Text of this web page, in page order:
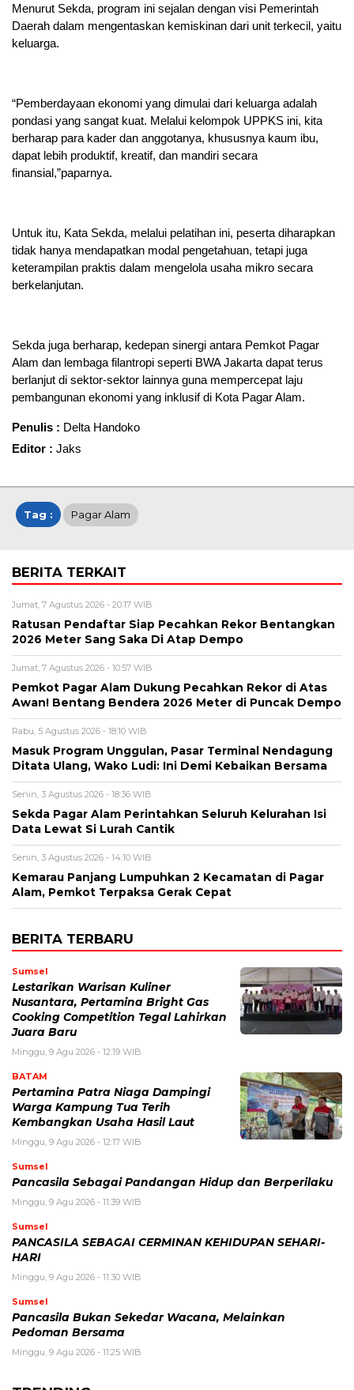
Menurut Sekda, program ini sejalan dengan visi Pemerintah
Daerah dalam mengentaskan kemiskinan dari unit terkecil, yaitu
keluarga.
“Pemberdayaan ekonomi yang dimulai dari keluarga adalah
pondasi yang sangat kuat. Melalui kelompok UPPKS ini, kita
berharap para kader dan anggotanya, khususnya kaum ibu,
dapat lebih produktif, kreatif, dan mandiri secara
finansial,”paparnya.
Untuk itu, Kata Sekda, melalui pelatihan ini, peserta diharapkan
tidak hanya mendapatkan modal pengetahuan, tetapi juga
keterampilan praktis dalam mengelola usaha mikro secara
berkelanjutan.
Sekda juga berharap, kedepan sinergi antara Pemkot Pagar
Alam dan lembaga filantropi seperti BWA Jakarta dapat terus
berlanjut di sektor-sektor lainnya guna mempercepat laju
pembangunan ekonomi yang inklusif di Kota Pagar Alam.
Penulis : Delta Handoko
Editor : Jaks
Tag : Pagar Alam
BERITA TERKAIT
Jumat, 7 Agustus 2026 - 20:17 WIB
Ratusan Pendaftar Siap Pecahkan Rekor Bentangkan
2026 Meter Sang Saka Di Atap Dempo
Jumat, 7 Agustus 2026 - 10:57 WIB
Pemkot Pagar Alam Dukung Pecahkan Rekor di Atas
Awan! Bentang Bendera 2026 Meter di Puncak Dempo
Rabu, 5 Agustus 2026 - 18:10 WIB
Masuk Program Unggulan, Pasar Terminal Nendagung
Ditata Ulang, Wako Ludi: Ini Demi Kebaikan Bersama
Senin, 3 Agustus 2026 - 18:36 WIB
Sekda Pagar Alam Perintahkan Seluruh Kelurahan Isi
Data Lewat Si Lurah Cantik
Senin, 3 Agustus 2026 - 14:10 WIB
Kemarau Panjang Lumpuhkan 2 Kecamatan di Pagar
Alam, Pemkot Terpaksa Gerak Cepat
BERITA TERBARU
Sumsel
Lestarikan Warisan Kuliner
Nusantara, Pertamina Bright Gas
Cooking Competition Tegal Lahirkan
Juara Baru
Minggu, 9 Agu 2026 - 12:19 WIB
BATAM
Pertamina Patra Niaga Dampingi
Warga Kampung Tua Terih
Kembangkan Usaha Hasil Laut
Minggu, 9 Agu 2026 - 12:17 WIB
Sumsel
Pancasila Sebagai Pandangan Hidup dan Berperilaku
Minggu, 9 Agu 2026 - 11:39 WIB
Sumsel
PANCASILA SEBAGAI CERMINAN KEHIDUPAN SEHARI-
HARI
Minggu, 9 Agu 2026 - 11:30 WIB
Sumsel
Pancasila Bukan Sekedar Wacana, Melainkan
Pedoman Bersama
Minggu, 9 Agu 2026 - 11:25 WIB